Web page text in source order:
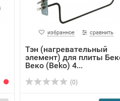
избранное сравнить
Тэн (нагревательный
элемент) для плиты
Веко (Beko) 4...
(0)